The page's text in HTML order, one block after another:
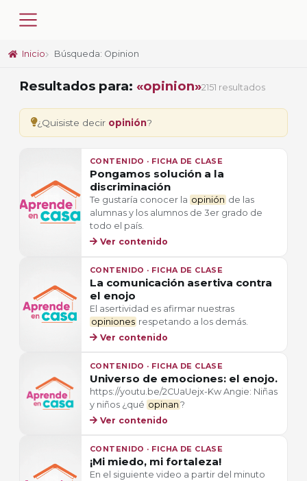
Inicio Búsqueda: Opinion
Resultados para: «opinion»2151 resultados
¿Quisiste decir opinión?
CONTENIDO · FICHA DE CLASE
Pongamos solución a la
discriminación
Te gustaría conocer la opinión de las
alumnas y los alumnos de 3er grado de
todo el país.
Ver contenido
CONTENIDO · FICHA DE CLASE
La comunicación asertiva contra
el enojo
El asertividad es afirmar nuestras
opiniones respetando a los demás.
Ver contenido
CONTENIDO · FICHA DE CLASE
Universo de emociones: el enojo.
https://youtu.be/2CUaUejx-Kw Angie: Niñas
y niños ¿qué opinan ?
Ver contenido
CONTENIDO · FICHA DE CLASE
¡Mi miedo, mi fortaleza!
En el siguiente video a partir del minuto